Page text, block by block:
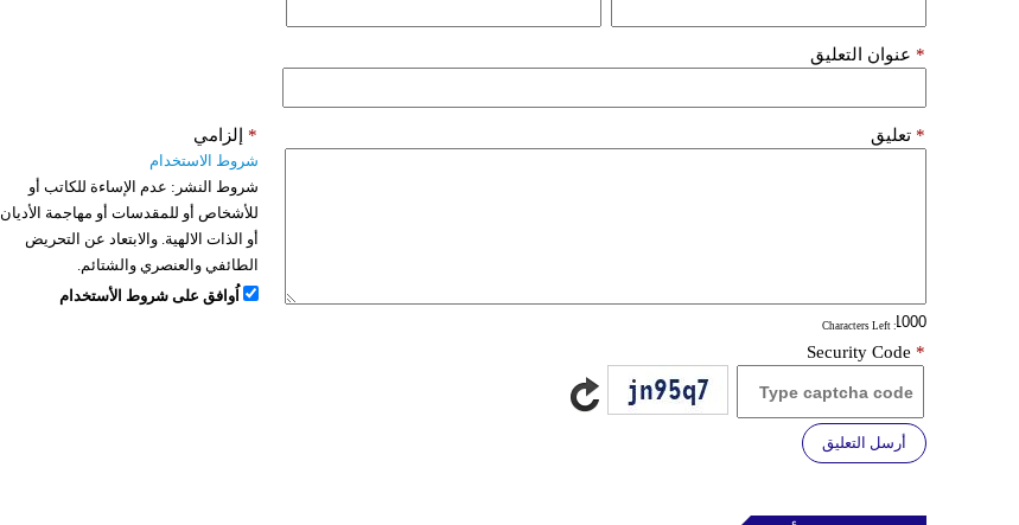
عنوان التعليق *
تعليق *
: Characters Left
إلزامي *
شروط الاستخدام
شروط النشر: عدم الإساءة للكاتب أو
للأشخاص أو للمقدسات أو مهاجمة الأديان
أو الذات الالهية. والابتعاد عن التحريض
الطائفي والعنصري والشتائم.
اُوافق على شروط الأستخدام
Security Code *
أرسل التعليق